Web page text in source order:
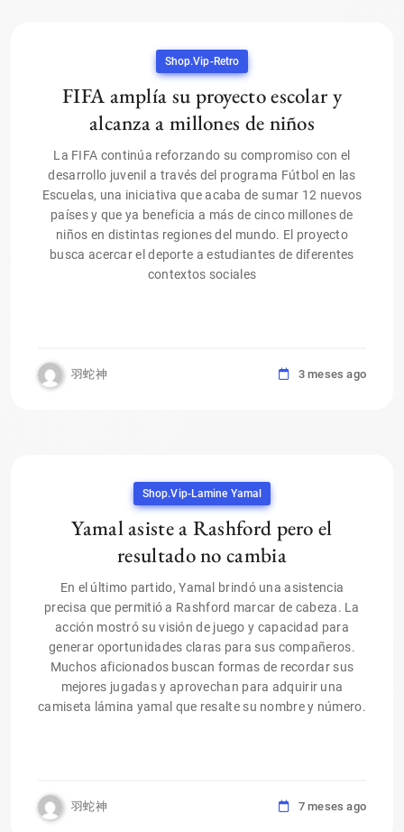
Shop.vip-Retro
FIFA amplía su proyecto escolar y
alcanza a millones de niños
La FIFA continúa reforzando su compromiso con el
desarrollo juvenil a través del programa Fútbol en las
Escuelas, una iniciativa que acaba de sumar 12 nuevos
países y que ya beneficia a más de cinco millones de
niños en distintas regiones del mundo. El proyecto
busca acercar el deporte a estudiantes de diferentes
contextos sociales
羽蛇神 3 meses ago
Shop.vip-Lamine Yamal
Yamal asiste a Rashford pero el
resultado no cambia
En el último partido, Yamal brindó una asistencia
precisa que permitió a Rashford marcar de cabeza. La
acción mostró su visión de juego y capacidad para
generar oportunidades claras para sus compañeros.
Muchos aficionados buscan formas de recordar sus
mejores jugadas y aprovechan para adquirir una
camiseta lámina yamal que resalte su nombre y número.
羽蛇神 7 meses ago